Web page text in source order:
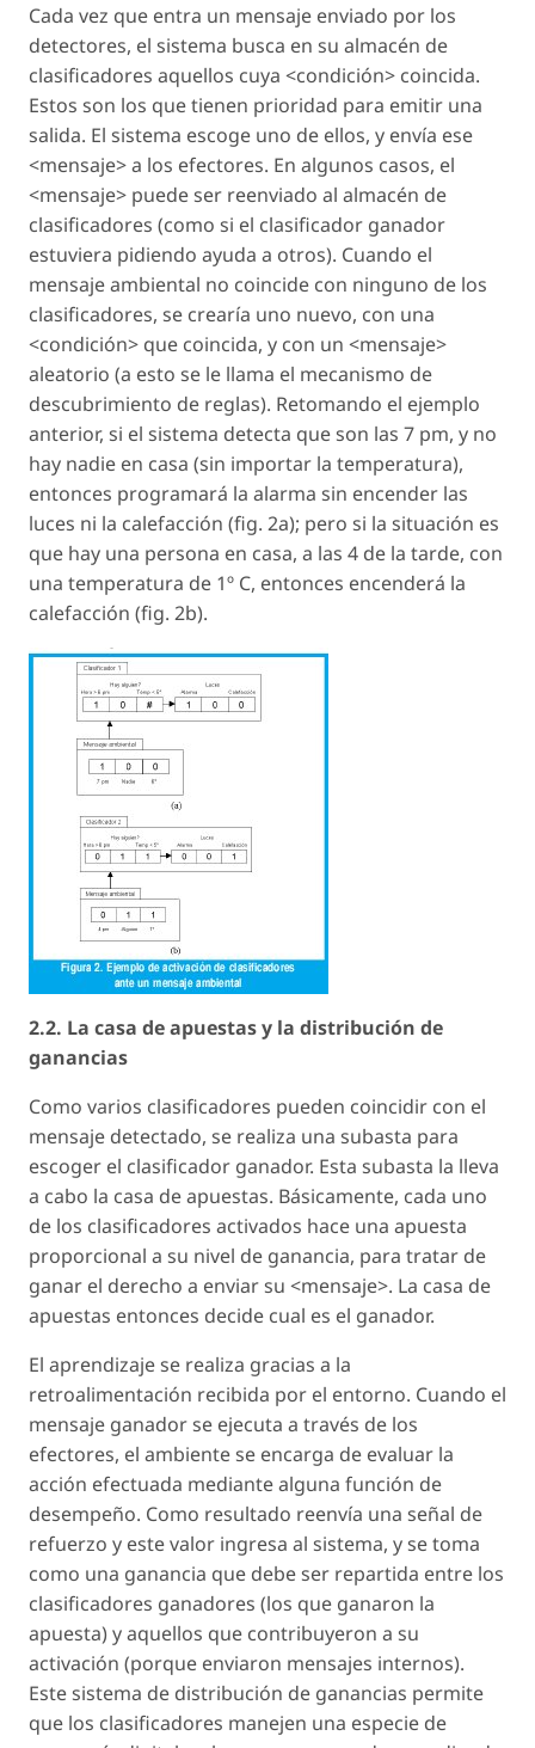
Cada vez que entra un mensaje enviado por los
detectores, el sistema busca en su almacén de
clasificadores aquellos cuya <condición> coincida.
Estos son los que tienen prioridad para emitir una
salida. El sistema escoge uno de ellos, y envía ese
<mensaje> a los efectores. En algunos casos, el
<mensaje> puede ser reenviado al almacén de
clasificadores (como si el clasificador ganador
estuviera pidiendo ayuda a otros). Cuando el
mensaje ambiental no coincide con ninguno de los
clasificadores, se crearía uno nuevo, con una
<condición> que coincida, y con un <mensaje>
aleatorio (a esto se le llama el mecanismo de
descubrimiento de reglas). Retomando el ejemplo
anterior, si el sistema detecta que son las 7 pm, y no
hay nadie en casa (sin importar la temperatura),
entonces programará la alarma sin encender las
luces ni la calefacción (fig. 2a); pero si la situación es
que hay una persona en casa, a las 4 de la tarde, con
una temperatura de 1º C, entonces encenderá la
calefacción (fig. 2b).
2.2. La casa de apuestas y la distribución de
ganancias
Como varios clasificadores pueden coincidir con el
mensaje detectado, se realiza una subasta para
escoger el clasificador ganador. Esta subasta la lleva
a cabo la casa de apuestas. Básicamente, cada uno
de los clasificadores activados hace una apuesta
proporcional a su nivel de ganancia, para tratar de
ganar el derecho a enviar su <mensaje>. La casa de
apuestas entonces decide cual es el ganador.
El aprendizaje se realiza gracias a la
retroalimentación recibida por el entorno. Cuando el
mensaje ganador se ejecuta a través de los
efectores, el ambiente se encarga de evaluar la
acción efectuada mediante alguna función de
desempeño. Como resultado reenvía una señal de
refuerzo y este valor ingresa al sistema, y se toma
como una ganancia que debe ser repartida entre los
clasificadores ganadores (los que ganaron la
apuesta) y aquellos que contribuyeron a su
activación (porque enviaron mensajes internos).
Este sistema de distribución de ganancias permite
que los clasificadores manejen una especie de